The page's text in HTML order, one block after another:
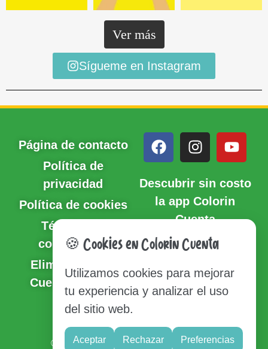
Ver más
Sígueme en Instagram
Página de contacto
Política de
privacidad
Política de cookies
Términos y
condiciones
Eliminación de
Cuenta y Datos
Descubrir sin costo
la app Colorin
Cuenta
© Copyright 2020-2026 Colorin Cuenta
🍪 Cookies en Colorin Cuenta
Utilizamos cookies para mejorar
tu experiencia y analizar el uso
del sitio web.
Aceptar Rechazar Preferencias